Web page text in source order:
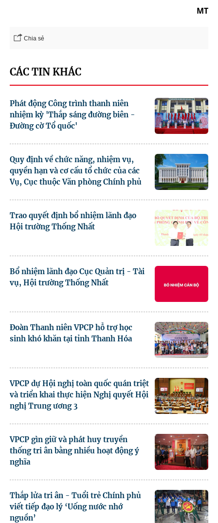
MT
Chia sẻ
CÁC TIN KHÁC
Phát động Công trình thanh niên
nhiệm kỳ 'Thắp sáng đường biên -
Đường cờ Tổ quốc'
Quy định về chức năng, nhiệm vụ,
quyền hạn và cơ cấu tổ chức của các
Vụ, Cục thuộc Văn phòng Chính phủ
Trao quyết định bổ nhiệm lãnh đạo
Hội trường Thống Nhất
Bổ nhiệm lãnh đạo Cục Quản trị - Tài
vụ, Hội trường Thống Nhất
Đoàn Thanh niên VPCP hỗ trợ học
sinh khó khăn tại tỉnh Thanh Hóa
VPCP dự Hội nghị toàn quốc quán triệt
và triển khai thực hiện Nghị quyết Hội
nghị Trung ương 3
VPCP gìn giữ và phát huy truyền
thống tri ân bằng nhiều hoạt động ý
nghĩa
Thắp lửa tri ân - Tuổi trẻ Chính phủ
viết tiếp đạo lý ‘Uống nước nhớ
nguồn’